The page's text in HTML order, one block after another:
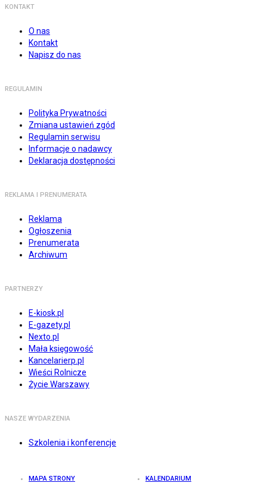
KONTAKT
O nas
Kontakt
Napisz do nas
REGULAMIN
Polityka Prywatności
Zmiana ustawień zgód
Regulamin serwisu
Informacje o nadawcy
Deklaracja dostępności
REKLAMA I PRENUMERATA
Reklama
Ogłoszenia
Prenumerata
Archiwum
PARTNERZY
E-kiosk.pl
E-gazety.pl
Nexto.pl
Mała księgowość
Kancelarierp.pl
Wieści Rolnicze
Życie Warszawy
NASZE WYDARZENIA
Szkolenia i konferencje
MAPA STRONY KALENDARIUM